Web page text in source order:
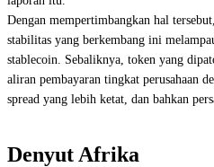
Dengan mempertimbangkan hal
stabilitas yang berkembang ini
stablecoin. Sebaliknya, token yang
aliran pembayaran tingkat perusahaan
spread yang lebih ketat, dan bahkan
Denyut Afrika